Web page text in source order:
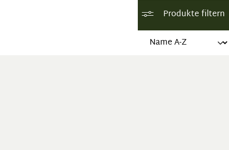
Produkte filtern